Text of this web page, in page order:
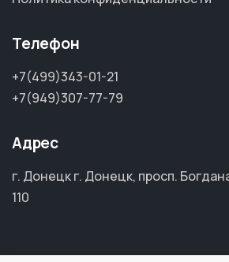
Телефон
+7(499)343-01-21
+7(949)307-77-79
Адрес
г. Донецк г. Донецк, просп.
110